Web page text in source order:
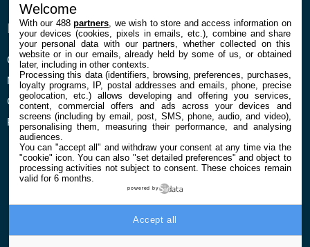
ENTREPRISE
Qui sommes nous
Mentions légales et CGU
Confidentialité et Cookies
Préférences cookies
À PROPOS
La rédaction
Contact
Welcome
With our 488partners , we wish to store and access information on
your devices (cookies, pixels in emails, etc.), combine and share
your personal data with our partners, whether collected on this
website or in our emails, already held by some of us, or obtained
later, including in other contexts.
Processing this data (identifiers, browsing, preferences, purchases,
loyalty programs, IP, postal addresses and emails, phone, precise
geolocation, etc.) allows developing and offering you services,
content, commercial offers and ads across your devices and
screens (including by email, post, SMS, phone, audio, and video),
personalising them, measuring their performance, and analysing
audiences.
You can "accept all" and withdraw your consent at any time via the
"cookie" icon. You can also "set detailed preferences" and object to
processing activities not subject to consent. These choices remain
valid for 6 months.
powered by
Accept all